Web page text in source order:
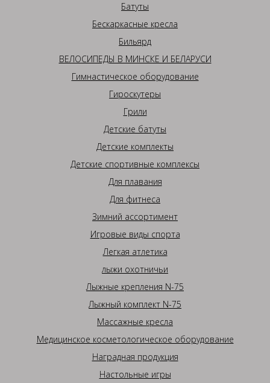
Батуты
Бескаркасные кресла
Бильярд
ВЕЛОСИПЕДЫ В МИНСКЕ И БЕЛАРУСИ
Гимнастическое оборудование
Гироскутеры
Грили
Детские батуты
Детские комплекты
Детские спортивные комплексы
Для плавания
Для фитнеса
Зимний ассортимент
Игровые виды спорта
Легкая атлетика
лыжи охотничьи
Лыжные крепления N-75
Лыжный комплект N-75
Массажные кресла
Медицинское косметологическое оборудование
Наградная продукция
Настольные игры